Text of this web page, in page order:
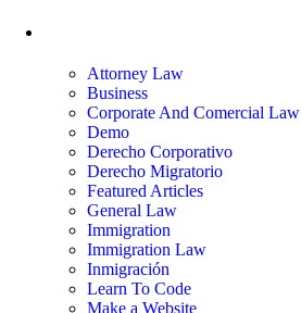
Attorney Law
Business
Corporate And Comercial Law
Demo
Derecho Corporativo
Derecho Migratorio
Featured Articles
General Law
Immigration
Immigration Law
Inmigración
Learn To Code
Make a Website